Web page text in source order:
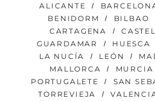
ALICANTE
BENIDORM
BILBAO
CARTAGENA
GUARDAMAR
HUESCA
LA NUCÍA
LEÓN
MALLORCA
MURCIA
PORTUGALETE
SAN
TORREVIEJA